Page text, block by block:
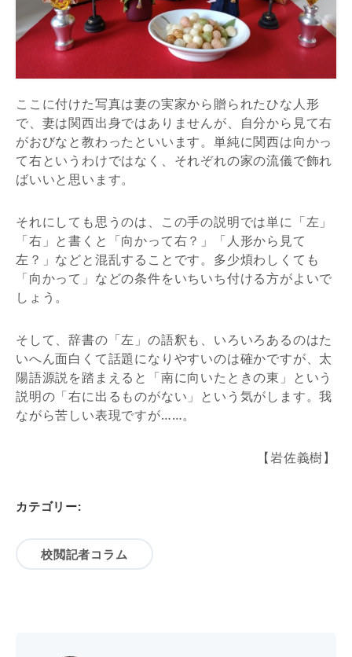
ここに付けた写真は妻の実家から贈られたひな人形
で、妻は関西出身ではありませんが、自分から見て右
がおびなと教わったといいます。単純に関西は向かっ
て右というわけではなく、それぞれの家の流儀で飾れ
ばいいと思います。
それにしても思うのは、この手の説明では単に「左」
「右」と書くと「向かって右？」「人形から見て
左？」などと混乱することです。多少煩わしくても
「向かって」などの条件をいちいち付ける方がよいで
しょう。
そして、辞書の「左」の語釈も、いろいろあるのはた
いへん面白くて話題になりやすいのは確かですが、太
陽語源説を踏まえると「南に向いたときの東」という
説明の「右に出るものがない」という気がします。我
ながら苦しい表現ですが……。
【岩佐義樹】
カテゴリー:
校閲記者コラム